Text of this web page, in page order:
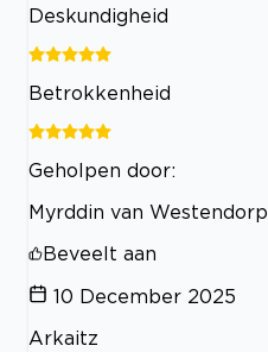
Deskundigheid
Betrokkenheid
Geholpen door:
Myrddin van Westendorp
Beveelt aan
10 December 2025
Arkaitz